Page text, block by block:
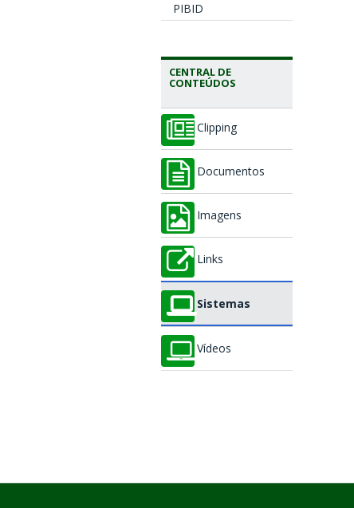
PIBID
CENTRAL DE
CONTEÚDOS
Clipping
Documentos
Imagens
Links
Sistemas
Vídeos